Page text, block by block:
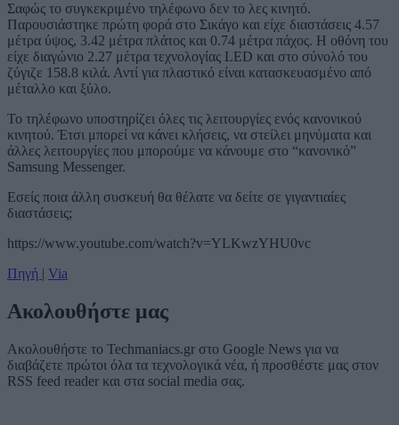
Σαφώς το συγκεκριμένο τηλέφωνο δεν το λες κινητό.
Παρουσιάστηκε πρώτη φορά στο Σικάγο και είχε διαστάσεις 4.57
μέτρα ύψος, 3.42 μέτρα πλάτος και 0.74 μέτρα πάχος. Η οθόνη του
είχε διαγώνιο 2.27 μέτρα τεχνολογίας LED και στο σύνολό του
ζύγιζε 158.8 κιλά. Αντί για πλαστικό είναι κατασκευασμένο από
μέταλλο και ξύλο.
Το τηλέφωνο υποστηρίζει όλες τις λειτουργίες ενός κανονικού
κινητού. Έτσι μπορεί να κάνει κλήσεις, να στείλει μηνύματα και
άλλες λειτουργίες που μπορούμε να κάνουμε στο “κανονικό”
Samsung Messenger.
Εσείς ποια άλλη συσκευή θα θέλατε να δείτε σε γιγαντιαίες
διαστάσεις;
https://www.youtube.com/watch?v=YLKwzYHU0vc
Πηγή | Via
Ακολουθήστε μας
Ακολουθήστε το Techmaniacs.gr στο Google News για να
διαβάζετε πρώτοι όλα τα τεχνολογικά νέα, ή προσθέστε μας στον
RSS feed reader και στα social media σας.